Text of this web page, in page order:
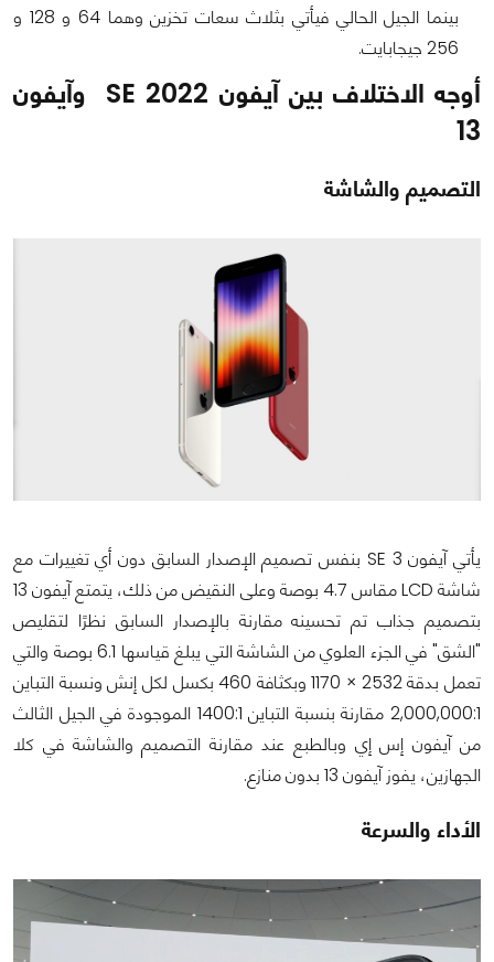
بينما الجيل الحالي فيأتي بثلاث سعات تخزين وهما 64 و 128 و
256 جيجابايت.
أوجه الاختلاف بين آيفون SE 2022 وآيفون
13
التصميم والشاشة
يأتي آيفون SE 3 بنفس تصميم الإصدار السابق دون أي تغييرات مع
شاشة LCD مقاس 4.7 بوصة وعلى النقيض من ذلك، يتمتع آيفون 13
بتصميم جذاب تم تحسينه مقارنة بالإصدار السابق نظرًا لتقليص
"الشق" في الجزء العلوي من الشاشة التي يبلغ قياسها 6.1 بوصة والتي
تعمل بدقة 2532 × 1170 وبكثافة 460 بكسل لكل إنش ونسبة التباين
2,000,000:1 مقارنة بنسبة التباين 1400:1 الموجودة في الجيل الثالث
من آيفون إس إي وبالطبع عند مقارنة التصميم والشاشة في كلا
الجهازين، يفوز آيفون 13 بدون منازع.
الأداء والسرعة